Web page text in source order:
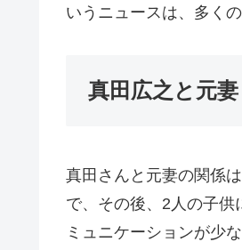
いうニュースは、多く
真田広之と元
真田さんと元妻の関係
で、その後、2人の子供
ミュニケーションが少